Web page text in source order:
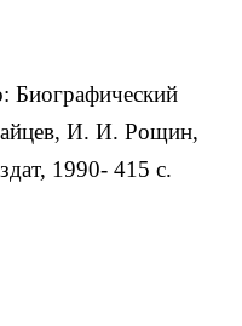
Биографический
И. И. Рощин,
1990- 415 с.